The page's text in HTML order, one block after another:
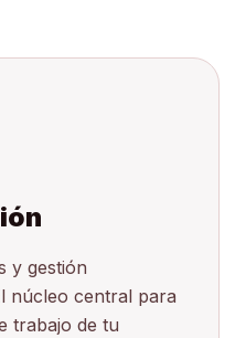
y gestión
núcleo central para
trabajo de tu